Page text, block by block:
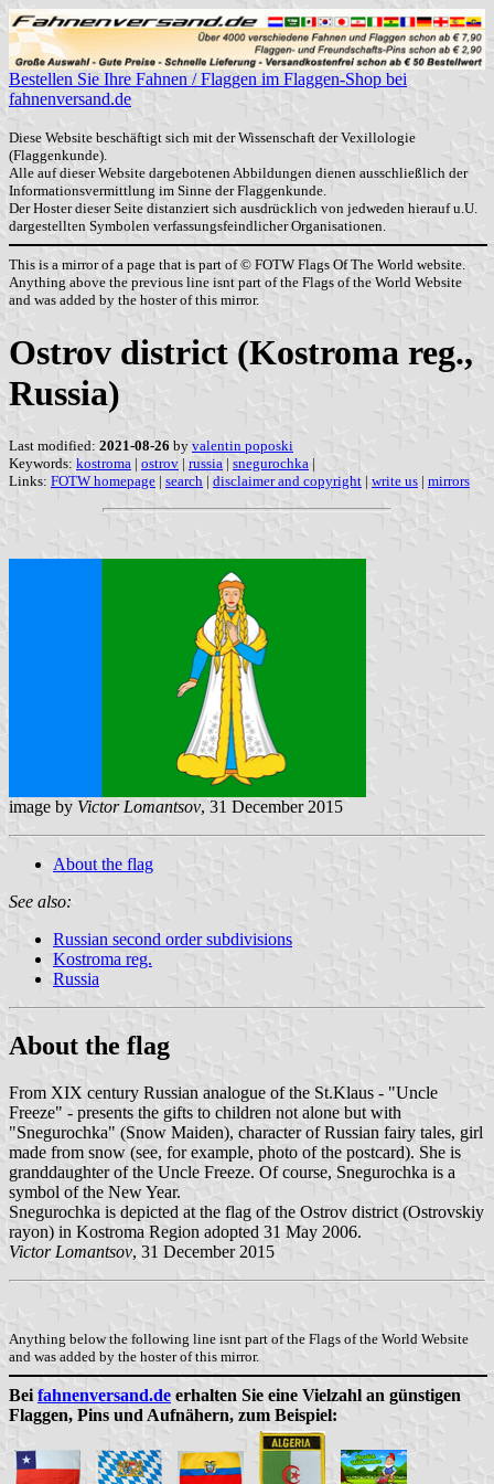
Bestellen Sie Ihre Fahnen / Flaggen im Flaggen-Shop bei
fahnenversand.de
Diese Website beschäftigt sich mit der Wissenschaft der Vexillologie
(Flaggenkunde).
Alle auf dieser Website dargebotenen Abbildungen dienen ausschließlich der
Informationsvermittlung im Sinne der Flaggenkunde.
Der Hoster dieser Seite distanziert sich ausdrücklich von jedweden hierauf u.U.
dargestellten Symbolen verfassungsfeindlicher Organisationen.
This is a mirror of a page that is part of © FOTW Flags Of The World website.
Anything above the previous line isnt part of the Flags of the World Website
and was added by the hoster of this mirror.
Ostrov district (Kostroma reg.,
Russia)
Last modified: 2021-08-26 by valentin poposki
Keywords: kostroma | ostrov | russia | snegurochka |
Links: FOTW homepage | search | disclaimer and copyright | write us | mirrors
image by Victor Lomantsov, 31 December 2015
About the flag
See also:
Russian second order subdivisions
Kostroma reg.
Russia
About the flag
From XIX century Russian analogue of the St.Klaus - "Uncle
Freeze" - presents the gifts to children not alone but with
"Snegurochka" (Snow Maiden), character of Russian fairy tales, girl
made from snow (see, for example, photo of the postcard). She is
granddaughter of the Uncle Freeze. Of course, Snegurochka is a
symbol of the New Year.
Snegurochka is depicted at the flag of the Ostrov district (Ostrovskiy
rayon) in Kostroma Region adopted 31 May 2006.
Victor Lomantsov, 31 December 2015
Anything below the following line isnt part of the Flags of the World Website
and was added by the hoster of this mirror.
Bei fahnenversand.de erhalten Sie eine Vielzahl an günstigen
Flaggen, Pins und Aufnähern, zum Beispiel: